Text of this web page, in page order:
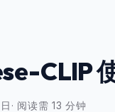
CLIP
· 阅读需 13 分钟